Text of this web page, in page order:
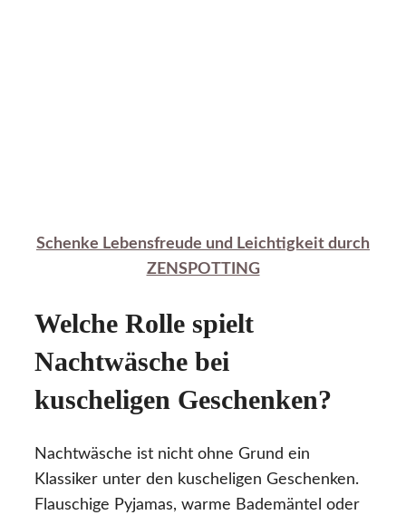
Schenke Lebensfreude und Leichtigkeit durch
ZENSPOTTING
Welche Rolle spielt
Nachtwäsche bei
kuscheligen Geschenken?
Nachtwäsche ist nicht ohne Grund ein
Klassiker unter den kuscheligen Geschenken.
Flauschige Pyjamas, warme Bademäntel oder